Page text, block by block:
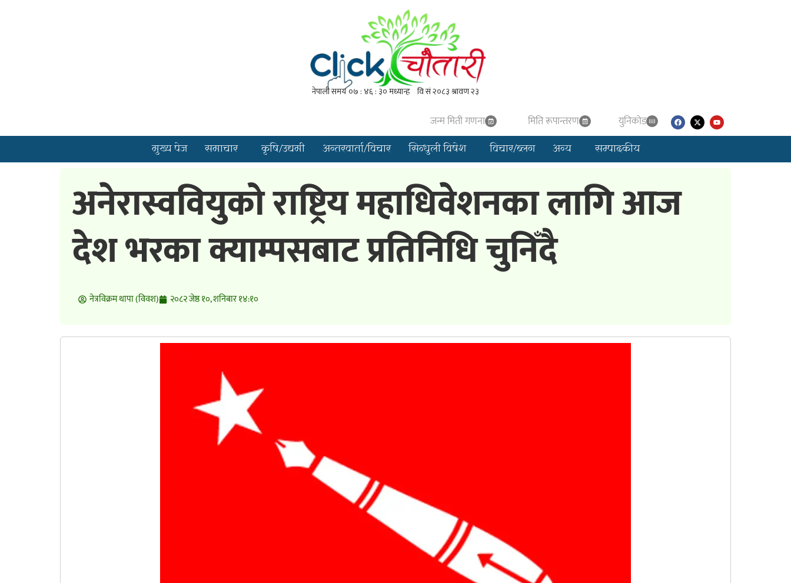
जन्म मिती गणना मिति रूपान्तरण युनिकाेड
मुख्य पेज समाचार कृषि/उद्यमी अन्तरवार्ता/विचार सिन्धुली विषेश विचार/ब्लग अन्य सम्पादकीय
अनेरास्ववियुको राष्ट्रिय महाधिवेशनका लागि आज
देश भरका क्याम्पसबाट प्रतिनिधि चुनिँदै
नेत्रविक्रम थापा (विवश) २०८२ जेष्ठ १०, शनिबार १४:१०